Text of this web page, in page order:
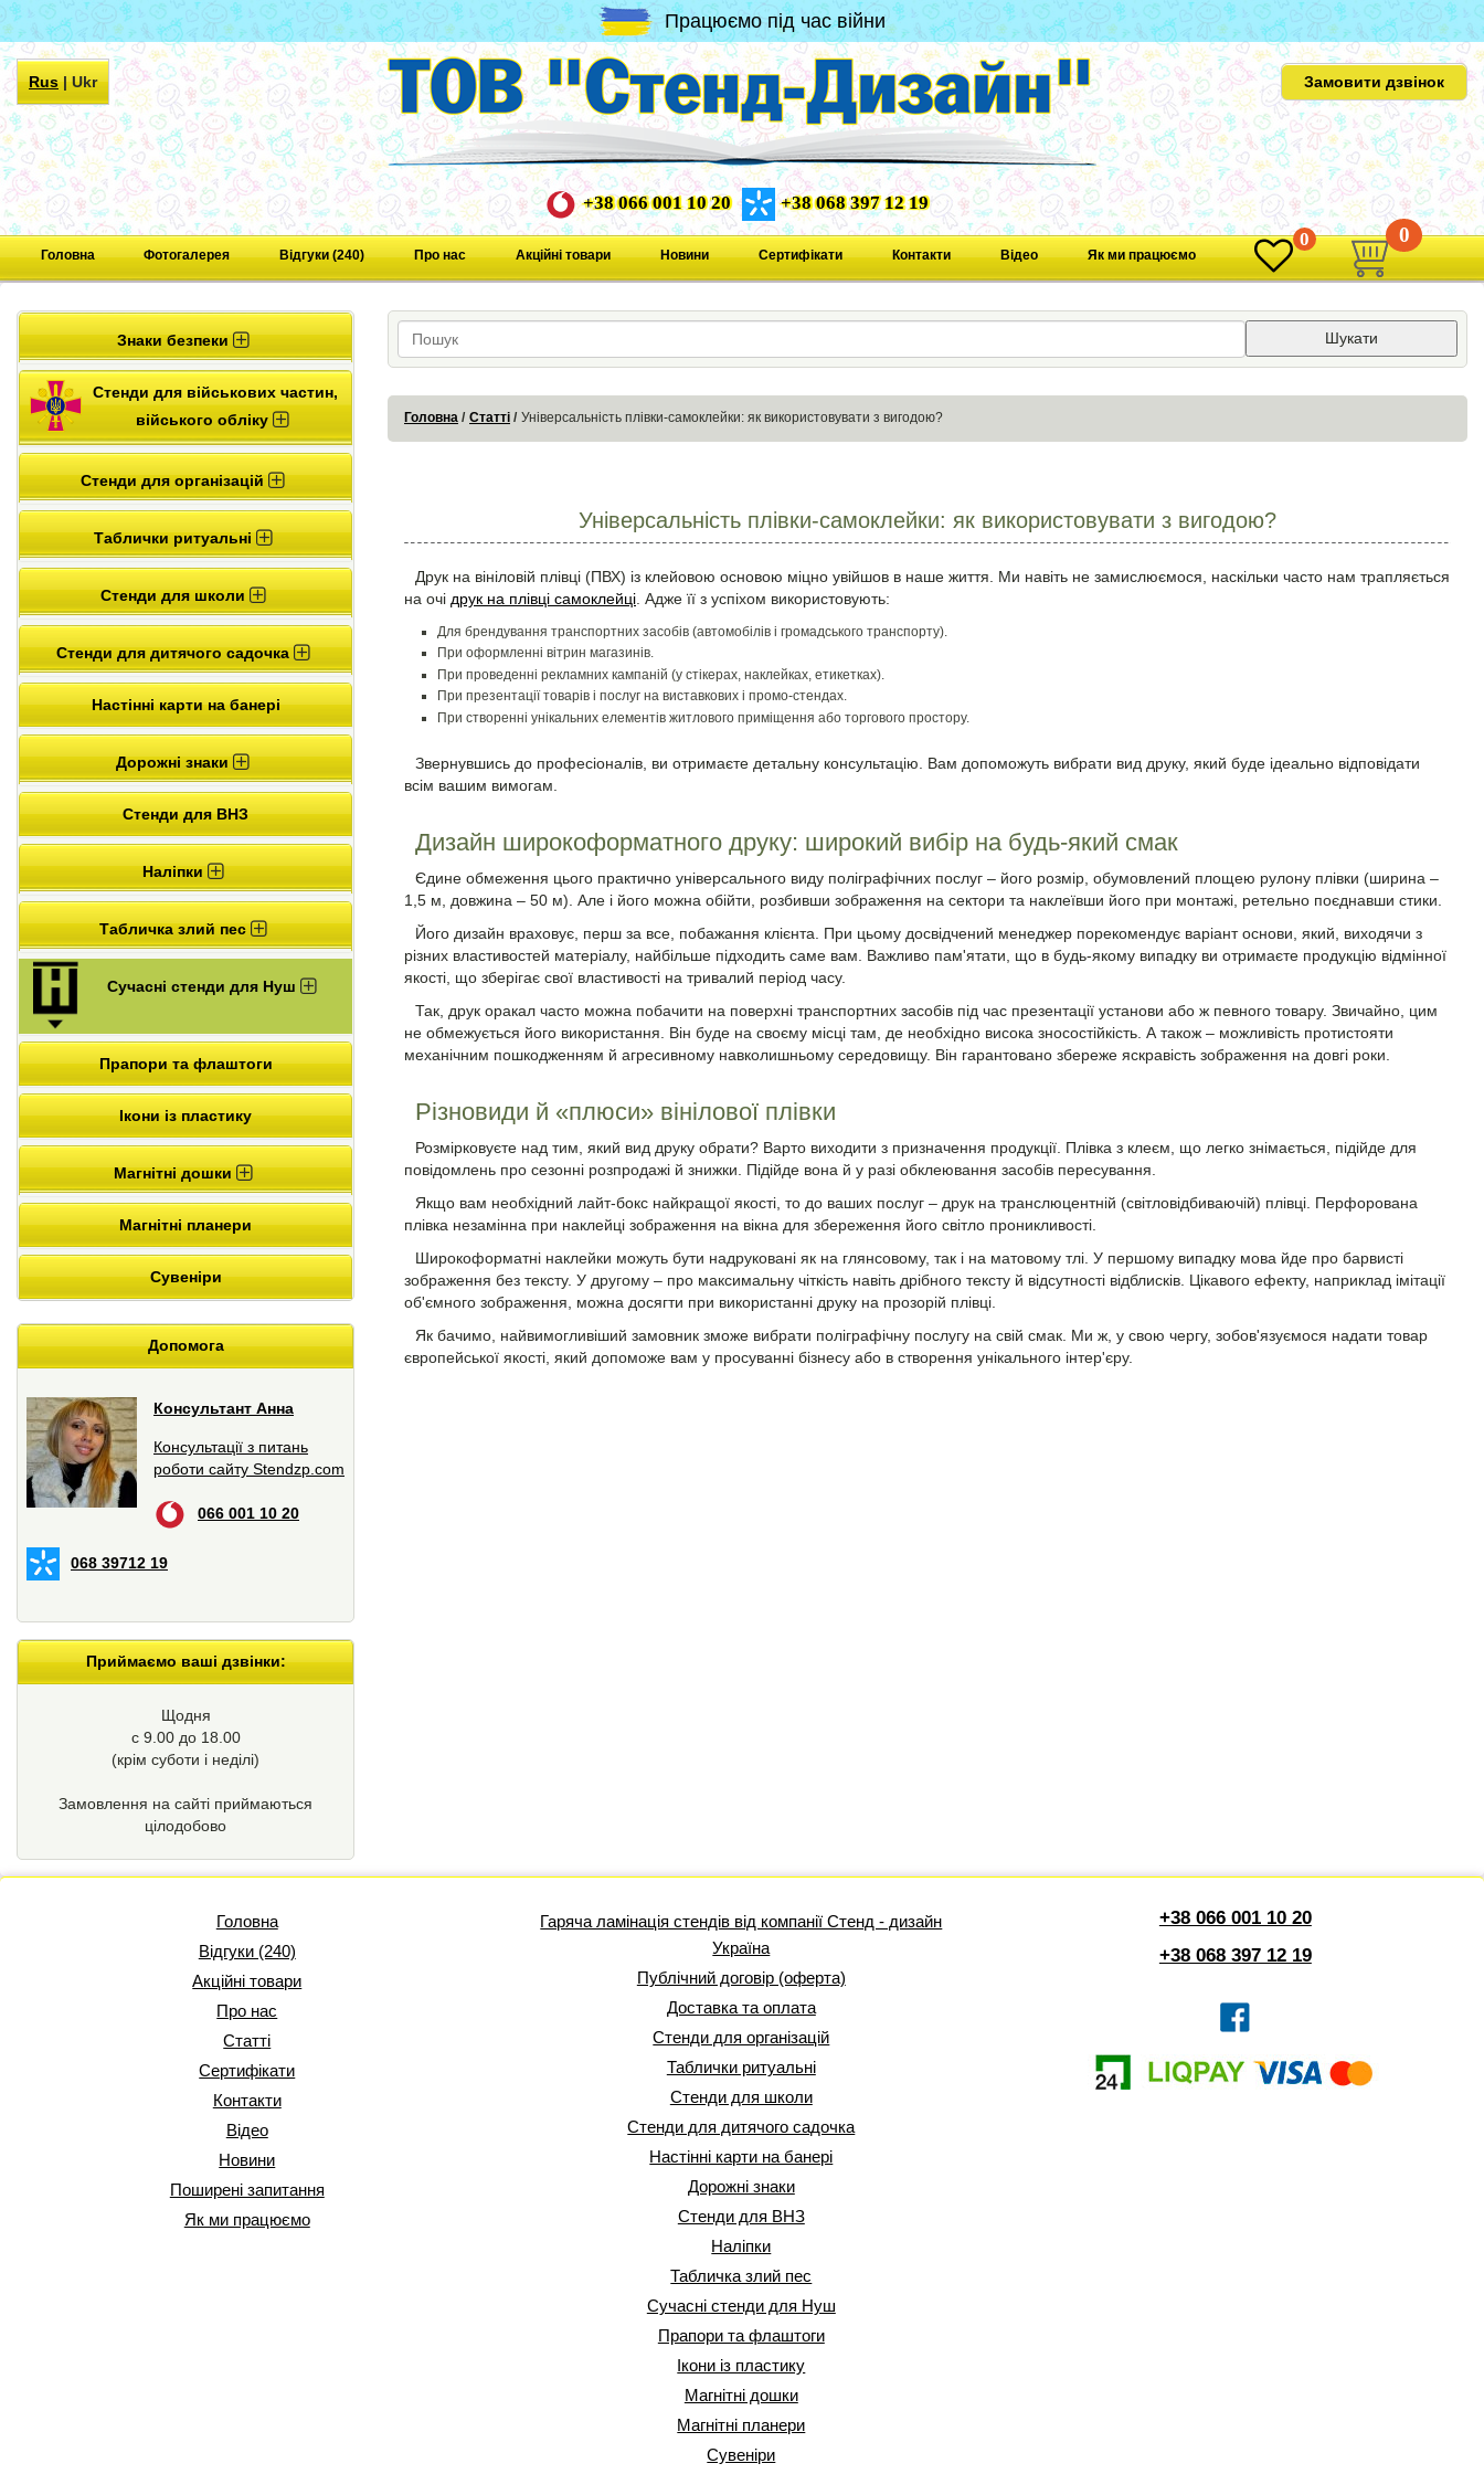
Працюємо під час війни
Rus|Ukr Замовити дзвінок
+38 066 001 10 20 +38 068 397 12 19
Головна Фотогалерея Відгуки (240) Про нас Акційні товари Новини Сертифікати Контакти Відео Як ми працюємо
0 0
Знаки безпеки
Стенди для військових частин,
війського обліку
Стенди для організацій
Таблички ритуальні
Стенди для школи
Стенди для дитячого садочка
Настінні карти на банері
Дорожні знаки
Стенди для ВНЗ
Наліпки
Табличка злий пес
Сучасні стенди для Нуш
Прапори та флаштоги
Ікони із пластику
Магнітні дошки
Магнітні планери
Сувеніри
Допомога
Консультант Анна
Консультації з питань
роботи сайту Stendzp.com
066 001 10 20
068 39712 19
Приймаємо ваші дзвінки:
Щодня
с 9.00 до 18.00
(крім суботи і неділі)
Замовлення на сайті приймаються
цілодобово
Шукати
Головна Статті Універсальність плівки-самоклейки: як використовувати з вигодою?
Універсальність плівки-самоклейки: як використовувати з вигодою?
Друк на вініловій плівці (ПВХ) із клейовою основою міцно увійшов в наше життя. Ми навіть не замислюємося, наскільки часто нам трапляється
на очі друк на плівці самоклейці . Адже її з успіхом використовують:
Для брендування транспортних засобів (автомобілів і громадського транспорту).
При оформленні вітрин магазинів.
При проведенні рекламних кампаній (у стікерах, наклейках, етикетках).
При презентації товарів і послуг на виставкових і промо-стендах.
При створенні унікальних елементів житлового приміщення або торгового простору.
Звернувшись до професіоналів, ви отримаєте детальну консультацію. Вам допоможуть вибрати вид друку, який буде ідеально відповідати
всім вашим вимогам.
Дизайн широкоформатного друку: широкий вибір на будь-який смак
Єдине обмеження цього практично універсального виду поліграфічних послуг – його розмір, обумовлений площею рулону плівки (ширина –
1,5 м, довжина – 50 м). Але і його можна обійти, розбивши зображення на сектори та наклеївши його при монтажі, ретельно поєднавши стики.
Його дизайн враховує, перш за все, побажання клієнта. При цьому досвідчений менеджер порекомендує варіант основи, який, виходячи з
різних властивостей матеріалу, найбільше підходить саме вам. Важливо пам'ятати, що в будь-якому випадку ви отримаєте продукцію відмінної
якості, що зберігає свої властивості на тривалий період часу.
Так, друк оракал часто можна побачити на поверхні транспортних засобів під час презентації установи або ж певного товару. Звичайно, цим
не обмежується його використання. Він буде на своєму місці там, де необхідно висока зносостійкість. А також – можливість протистояти
механічним пошкодженням й агресивному навколишньому середовищу. Він гарантовано збереже яскравість зображення на довгі роки.
Різновиди й «плюси» вінілової плівки
Розмірковуєте над тим, який вид друку обрати? Варто виходити з призначення продукції. Плівка з клеєм, що легко знімається, підійде для
повідомлень про сезонні розпродажі й знижки. Підійде вона й у разі обклеювання засобів пересування.
Якщо вам необхідний лайт-бокс найкращої якості, то до ваших послуг – друк на транслюцентній (світловідбиваючій) плівці. Перфорована
плівка незамінна при наклейці зображення на вікна для збереження його світло проникливості.
Широкоформатні наклейки можуть бути надруковані як на глянсовому, так і на матовому тлі. У першому випадку мова йде про барвисті
зображення без тексту. У другому – про максимальну чіткість навіть дрібного тексту й відсутності відблисків. Цікавого ефекту, наприклад імітації
об'ємного зображення, можна досягти при використанні друку на прозорій плівці.
Як бачимо, найвимогливіший замовник зможе вибрати поліграфічну послугу на свій смак. Ми ж, у свою чергу, зобов'язуємося надати товар
європейської якості, який допоможе вам у просуванні бізнесу або в створення унікального інтер'єру.
Головна
Відгуки (240)
Акційні товари
Про нас
Статті
Сертифікати
Контакти
Відео
Новини
Поширені запитання
Як ми працюємо
Гаряча ламінація стендів від компанії Стенд - дизайн
Україна
Публічний договір (оферта)
Доставка та оплата
Стенди для організацій
Таблички ритуальні
Стенди для школи
Стенди для дитячого садочка
Настінні карти на банері
Дорожні знаки
Стенди для ВНЗ
Наліпки
Табличка злий пес
Сучасні стенди для Нуш
Прапори та флаштоги
Ікони із пластику
Магнітні дошки
Магнітні планери
Сувеніри
+38 066 001 10 20
+38 068 397 12 19